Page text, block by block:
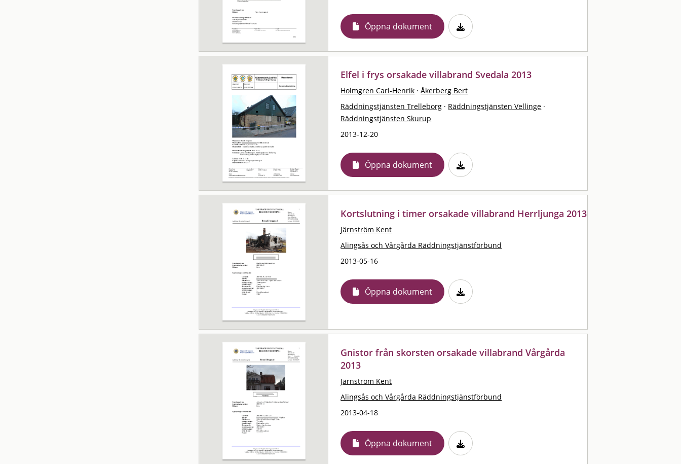
Öppna dokument
Elfel i frys orsakade villabrand Svedala 2013
Holmgren Carl-Henrik · Åkerberg Bert
Räddningstjänsten Trelleborg · Räddningstjänsten Vellinge ·
Räddningstjänsten Skurup
2013-12-20
Öppna dokument
Kortslutning i timer orsakade villabrand Herrljunga 2013
Järnström Kent
Alingsås och Vårgårda Räddningstjänstförbund
2013-05-16
Öppna dokument
Gnistor från skorsten orsakade villabrand Vårgårda
2013
Järnström Kent
Alingsås och Vårgårda Räddningstjänstförbund
2013-04-18
Öppna dokument